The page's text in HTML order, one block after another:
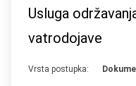
Usluga
vatrodojave
Vrsta postupka: